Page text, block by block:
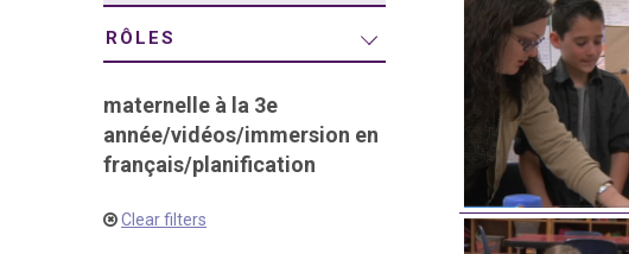
RÔLES
maternelle à la 3e
année/vidéos/immersion en
français/planification
Clear filters